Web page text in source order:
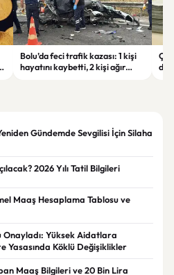
Bolu’da feci trafik kazası: 1 kişi
hayatını kaybetti, 2 kişi ağır
Gündemde Sevgilisi İçin Silaha
2026 Yılı Tatil Bilgileri
Maaş Hesaplama Tablosu ve
Onayladı: Yüksek Aidatlara
Yasasında Köklü Değişiklikler
Maaş Bilgileri ve 20 Bin Lira